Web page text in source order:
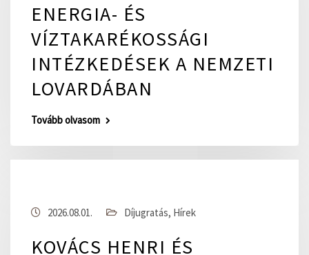
ENERGIA- ÉS
VÍZTAKARÉKOSSÁGI
INTÉZKEDÉSEK A NEMZETI
LOVARDÁBAN
Tovább olvasom
2026.08.01. Díjugratás, Hírek
KOVÁCS HENRI ÉS